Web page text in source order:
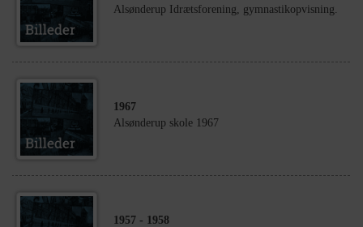
Alsønderup Idrætsforening, gymnastikopvisning.
1967
Alsønderup skole 1967
1957 - 1958